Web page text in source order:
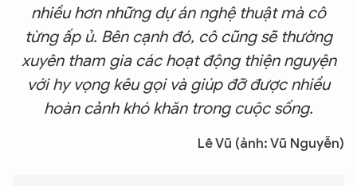
nhiều hơn những dự án nghệ thuật mà cô
từng ấp ủ. Bên cạnh đó, cô cũng sẽ thường
xuyên tham gia các hoạt động thiện nguyện
với hy vọng kêu gọi và giúp đỡ được nhiều
hoàn cảnh khó khăn trong cuộc sống.
Lê Vũ (ảnh: Vũ Nguyễn)